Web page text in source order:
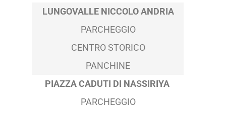
LUNGOVALLE NICCOLO ANDRIA
PARCHEGGIO
CENTRO STORICO
PANCHINE
PIAZZA CADUTI DI NASSIRIYA
PARCHEGGIO